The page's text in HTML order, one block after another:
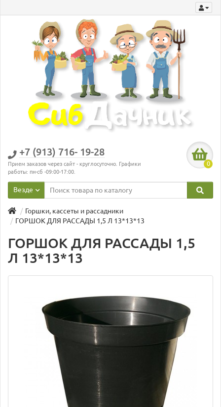
+7 (913) 716- 19-28
Прием заказов через сайт - круглосуточно. Графики
работы: пн-сб -09:00-17:00.
0
Везде
Горшки, кассеты и рассадники
ГОРШОК ДЛЯ РАССАДЫ 1,5 Л 13*13*13
ГОРШОК ДЛЯ РАССАДЫ 1,5
Л 13*13*13